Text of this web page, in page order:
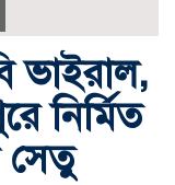
ভাইরাল,
নির্মিত
সেতু